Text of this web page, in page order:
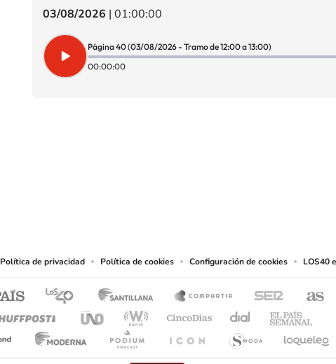
03/08/2026 | 01:00:00
Página 40 (03/08/2026 - Tramo de 12:00 a 13:00)
00:00:00
Política de privacidad Política de cookies Configuración de cookies LOS40